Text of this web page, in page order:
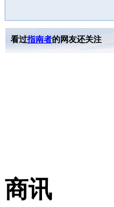
看过指南者的网友还关注
商讯